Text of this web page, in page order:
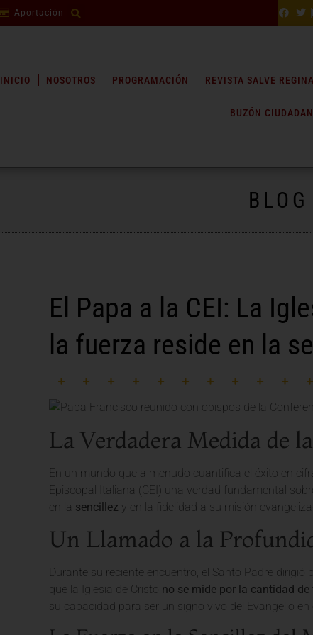
Aportación
INICIO NOSOTROS PROGRAMACIÓN REVISTA SALVE REGINA
BUZÓN
BLOG
El Papa a la CEI: La
la fuerza reside en la
La Verdadera Medida de
En un mundo que a menudo cuantifica el éxito en
Episcopal Italiana (CEI) una verdad fundamental
en la sencillez y en la fidelidad a su misión
Un Llamado a la
Durante su reciente encuentro, el Santo Padre
que la Iglesia de Cristo no se mide por la cantidad de
su capacidad para ser un signo vivo del Evangelio en